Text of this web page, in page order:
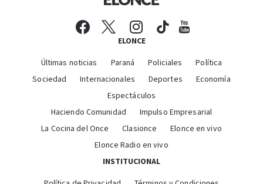
ELONCE
Últimas noticias Paraná Policiales
Política
Sociedad
Internacionales Deportes
Economía
Espectáculos
Haciendo Comunidad
Impulso Empresarial
La Cocina del Once
Clasionce
Elonce en vivo
Elonce Radio en vivo
INSTITUCIONAL